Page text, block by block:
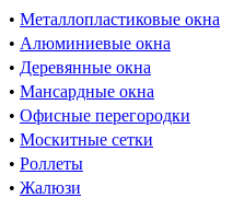
• Металлопластиковые окна
• Алюминиевые окна
• Деревянные окна
• Мансардные окна
• Офисные перегородки
• Москитные сетки
• Роллеты
• Жалюзи